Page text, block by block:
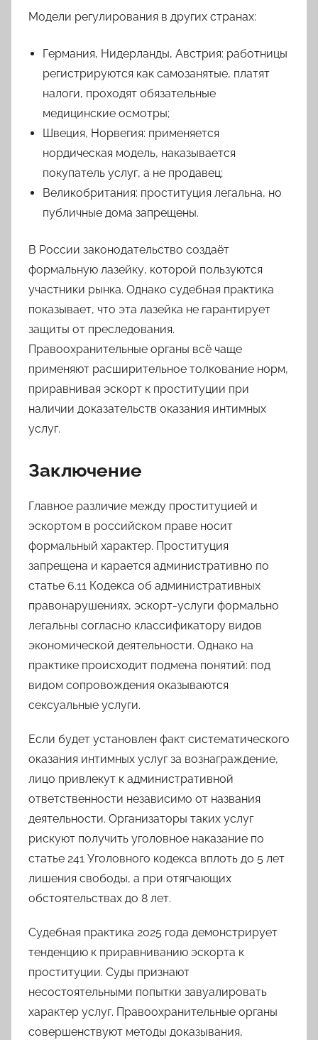
Модели регулирования в других странах:
Германия, Нидерланды, Австрия: работницы
регистрируются как самозанятые, платят
налоги, проходят обязательные
медицинские осмотры;
Швеция, Норвегия: применяется
нордическая модель, наказывается
покупатель услуг, а не продавец;
Великобритания: проституция легальна, но
публичные дома запрещены.
В России законодательство создаёт
формальную лазейку, которой пользуются
участники рынка. Однако судебная практика
показывает, что эта лазейка не гарантирует
защиты от преследования.
Правоохранительные органы всё чаще
применяют расширительное толкование норм,
приравнивая эскорт к проституции при
наличии доказательств оказания интимных
услуг.
Заключение
Главное различие между проституцией и
эскортом в российском праве носит
формальный характер. Проституция
запрещена и карается административно по
статье 6.11 Кодекса об административных
правонарушениях, эскорт-услуги формально
легальны согласно классификатору видов
экономической деятельности. Однако на
практике происходит подмена понятий: под
видом сопровождения оказываются
сексуальные услуги.
Если будет установлен факт систематического
оказания интимных услуг за вознаграждение,
лицо привлекут к административной
ответственности независимо от названия
деятельности. Организаторы таких услуг
рискуют получить уголовное наказание по
статье 241 Уголовного кодекса вплоть до 5 лет
лишения свободы, а при отягчающих
обстоятельствах до 8 лет.
Судебная практика 2025 года демонстрирует
тенденцию к приравниванию эскорта к
проституции. Суды признают
несостоятельными попытки завуалировать
характер услуг. Правоохранительные органы
совершенствуют методы доказывания,